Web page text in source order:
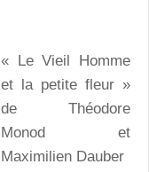
« Le Vieil Homme
et la petite fleur »
de Théodore
Monod et
Maximilien Dauber